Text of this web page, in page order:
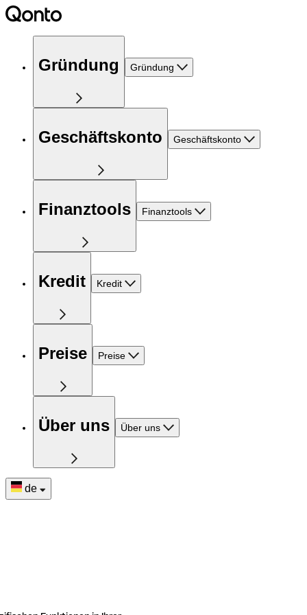
Gründung Gründung
Geschäftskonto Geschäftskonto
Finanztools Finanztools
Kredit Kredit
Preise Preise
Über uns Über uns
de